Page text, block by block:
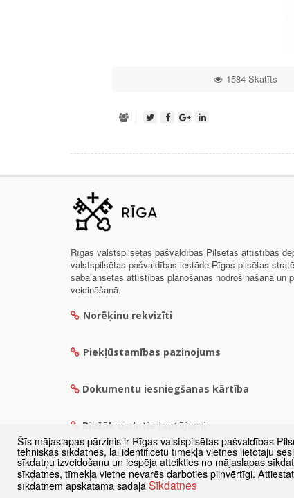
1584 Skatīts
Rīgas valstspilsētas pašvaldības Pilsētas attīstības
valstspilsētas pašvaldības iestāde Rīgas pilsētas
sabalansētas attīstības plānošanas nodrošināšanā un
veicināšanā.
Norēķinu rekvizīti
Piekļūstamības paziņojums
Dokumentu iesniegšanas kārtība
Biežāk uzdotie jautājumi
Šīs mājaslapas pārzinis ir Rīgas valstspilsētas pašvaldības
tehniskās sīkdatnes, lai identificētu tīmekļa vietnes lietotāju
sīkdatņu izveidošanu un iespēja atteikties no mājaslapas
sīkdatnes, tīmekļa vietne nevarēs darboties pilnvērtīgi.
sīkdatnēm apskatāma sadaļā Sīkdatnes